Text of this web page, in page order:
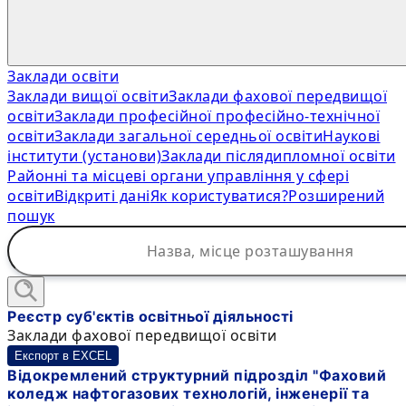
Заклади освіти
Заклади вищої освітиЗаклади фахової передвищої
освітиЗаклади професійної професійно-технічної
освітиЗаклади загальної середньої освітиНаукові
інститути (установи)Заклади післядипломної освіти
Районні та місцеві органи управління у сфері
освітиВідкриті даніЯк користуватися?Розширений
пошук
Реєстр суб'єктів освітньої діяльності
Заклади фахової передвищої освіти
Експорт в EXCEL
Відокремлений структурний підрозділ "Фаховий
коледж нафтогазових технологій, інженерії та